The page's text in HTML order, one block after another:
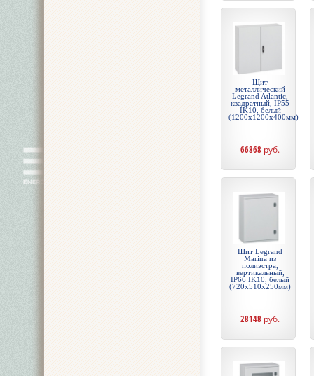
Щит
металлический
Legrand Atlantic,
квадратный, IP55
IK10, белый
(1200x1200x400мм)
66868 руб.
Щит Legrand
Marina из
полиэстра,
вертикальный,
IP66 IK10, белый
(720x510x250мм)
28148 руб.